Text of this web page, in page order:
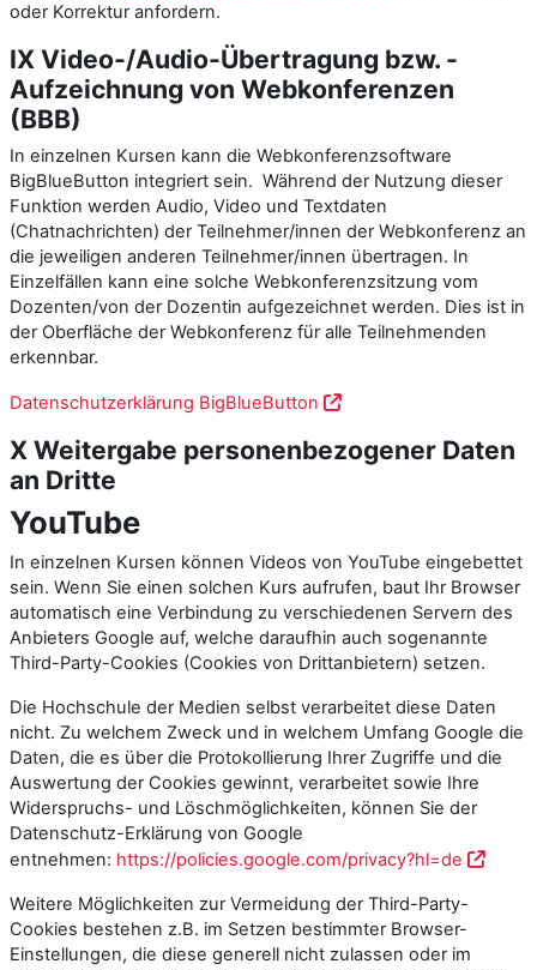
oder Korrektur anfordern.
IX Video-/Audio-Übertragung bzw. -
Aufzeichnung von Webkonferenzen
(BBB)
In einzelnen Kursen kann die Webkonferenzsoftware
BigBlueButton integriert sein. Während der Nutzung dieser
Funktion werden Audio, Video und Textdaten
(Chatnachrichten) der Teilnehmer/innen der Webkonferenz an
die jeweiligen anderen Teilnehmer/innen übertragen. In
Einzelfällen kann eine solche Webkonferenzsitzung vom
Dozenten/von der Dozentin aufgezeichnet werden. Dies ist in
der Oberfläche der Webkonferenz für alle Teilnehmenden
erkennbar.
Datenschutzerklärung BigBlueButton
X Weitergabe personenbezogener Daten
an Dritte
YouTube
In einzelnen Kursen können Videos von YouTube eingebettet
sein. Wenn Sie einen solchen Kurs aufrufen, baut Ihr Browser
automatisch eine Verbindung zu verschiedenen Servern des
Anbieters Google auf, welche daraufhin auch sogenannte
Third-Party-Cookies (Cookies von Drittanbietern) setzen.
Die Hochschule der Medien selbst verarbeitet diese Daten
nicht. Zu welchem Zweck und in welchem Umfang Google die
Daten, die es über die Protokollierung Ihrer Zugriffe und die
Auswertung der Cookies gewinnt, verarbeitet sowie Ihre
Widerspruchs- und Löschmöglichkeiten, können Sie der
Datenschutz-Erklärung von Google
entnehmen: https://policies.google.com/privacy?hl=de
Weitere Möglichkeiten zur Vermeidung der Third-Party-
Cookies bestehen z.B. im Setzen bestimmter Browser-
Einstellungen, die diese generell nicht zulassen oder im